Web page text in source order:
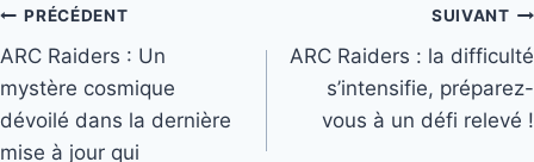
Navigation
de
l’article
PRÉCÉDENT
ARC Raiders : Un
mystère cosmique
dévoilé dans la dernière
mise à jour qui
SUIVANT
ARC Raiders : la difficulté
s’intensifie, préparez-
vous à un défi relevé !